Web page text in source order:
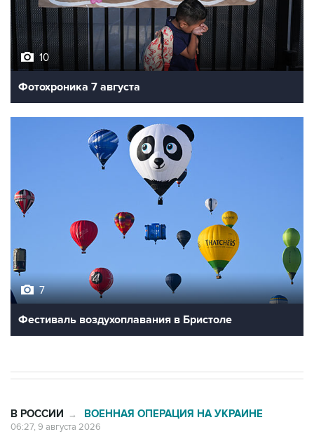
10
Фотохроника 7 августа
7
Фестиваль воздухоплавания в Бристоле
В РОССИИ → ВОЕННАЯ ОПЕРАЦИЯ НА УКРАИНЕ
06:27, 9 августа 2026